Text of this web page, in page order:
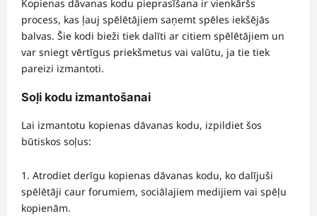
Kopienas dāvanas kodu pieprasīšana ir vienkāršs
process, kas ļauj spēlētājiem saņemt spēles iekšējās
balvas. Šie kodi bieži tiek dalīti ar citiem spēlētājiem un
var sniegt vērtīgus priekšmetus vai valūtu, ja tie tiek
pareizi izmantoti.
Soļi kodu izmantošanai
Lai izmantotu kopienas dāvanas kodu, izpildiet šos
būtiskos soļus:
Atrodiet derīgu kopienas dāvanas kodu, ko dalījuši
spēlētāji caur forumiem, sociālajiem medijiem vai spēļu
kopienām.